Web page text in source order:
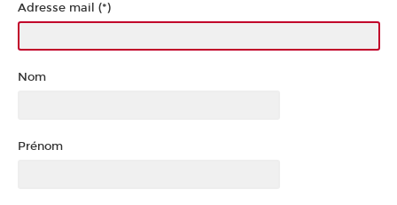
Adresse mail (*)
Nom
Prénom